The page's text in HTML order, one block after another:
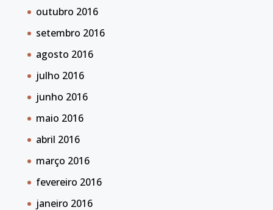
outubro 2016
setembro 2016
agosto 2016
julho 2016
junho 2016
maio 2016
abril 2016
março 2016
fevereiro 2016
janeiro 2016